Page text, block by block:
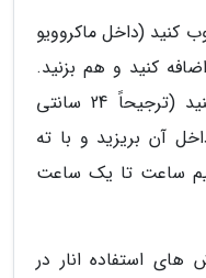
کنید (داخل ماکروویو
کنید و هم بزنید.
سپس یک قالب تارت را آماده کنید (ترجیحاً 24 سانتی
آن بریزید و با ته
ساعت تا یک ساعت
های استفاده انار در